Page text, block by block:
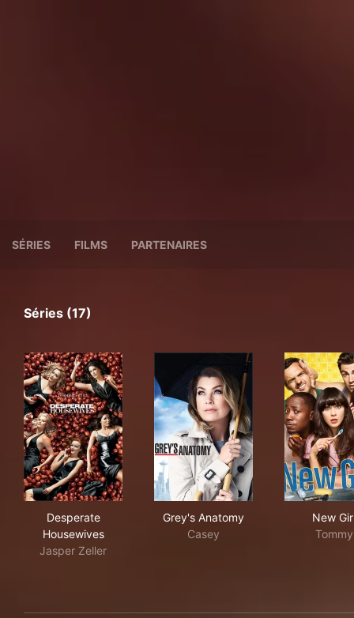
SÉRIES FILMS PARTENAIRES
Séries (17)
Desperate
Housewives
Jasper Zeller
Grey's Anatomy
Casey
New
Tommy